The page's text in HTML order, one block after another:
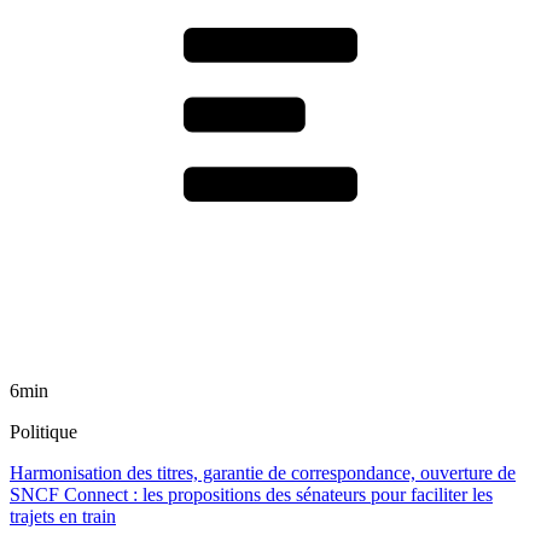
6min
Politique
Harmonisation des titres, garantie de correspondance, ouverture de
SNCF Connect : les propositions des sénateurs pour faciliter les
trajets en train